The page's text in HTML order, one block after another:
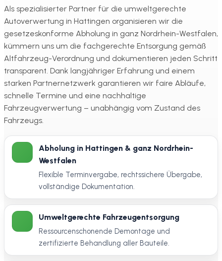
Als spezialisierter Partner für die umweltgerechte
Autoverwertung in Hattingen organisieren wir die
gesetzeskonforme Abholung in ganz Nordrhein-Westfalen,
kümmern uns um die fachgerechte Entsorgung gemäß
Altfahrzeug-Verordnung und dokumentieren jeden Schritt
transparent. Dank langjähriger Erfahrung und einem
starken Partnernetzwerk garantieren wir faire Abläufe,
schnelle Termine und eine nachhaltige
Fahrzeugverwertung – unabhängig vom Zustand des
Fahrzeugs.
Abholung in Hattingen & ganz Nordrhein-
Westfalen
Flexible Terminvergabe, rechtssichere Übergabe,
vollständige Dokumentation.
Umweltgerechte Fahrzeugentsorgung
Ressourcenschonende Demontage und
zertifizierte Behandlung aller Bauteile.